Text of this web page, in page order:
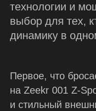
технологии и
выбор для тех,
динамику в
Первое, что
на Zeekr 001 Z-
и стильный